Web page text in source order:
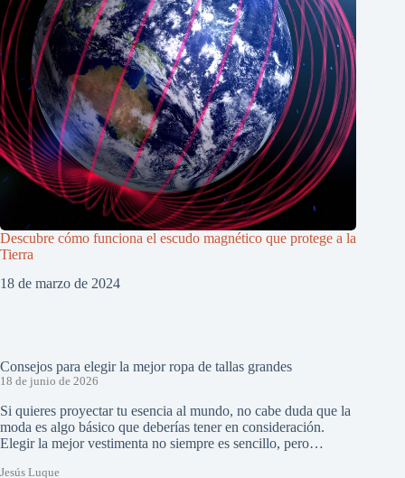
Descubre cómo funciona el escudo magnético que protege a la
Tierra
18 de marzo de 2024
Consejos para elegir la mejor ropa de tallas grandes
18 de junio de 2026
Si quieres proyectar tu esencia al mundo, no cabe duda que la
moda es algo básico que deberías tener en consideración.
Elegir la mejor vestimenta no siempre es sencillo, pero…
Jesús Luque